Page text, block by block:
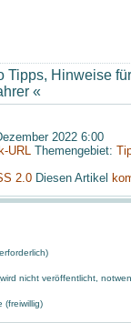
Tipps, Hinweise
«
2022 6:00
URL Themengebiet:
2.0 Diesen Artikel
nicht veröffentlicht,
(freiwillig)